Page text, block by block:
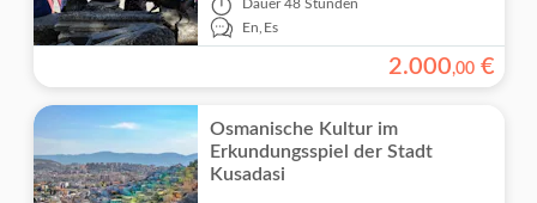
Dauer 48 Stunden
En,Es
2.000,00 €
Osmanische Kultur im
Erkundungsspiel der Stadt
Kusadasi